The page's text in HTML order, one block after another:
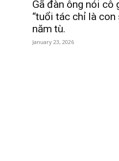
Gã đàn ông nói cô
“tuổi tác chỉ là con
năm tù.
January 23, 2026